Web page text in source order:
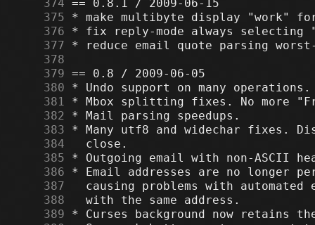
    374
    375
    376
    377
    378
    379
    380
    381
    382
    383
    384
    385
    386
    387
    388
    389